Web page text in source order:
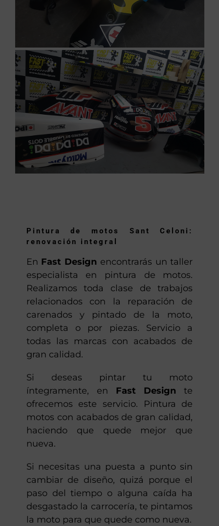
Pintura de motos Sant Celoni:
renovación integral
En Fast Design encontrarás un taller
especialista en pintura de motos.
Realizamos toda clase de trabajos
relacionados con la reparación de
carenados y pintado de la moto,
completa o por piezas. Servicio a
todas las marcas con acabados de
gran calidad.
Si deseas pintar tu moto
íntegramente, en Fast Design te
ofrecemos este servicio. Pintura de
motos con acabados de gran calidad,
haciendo que quede mejor que
nueva.
Si necesitas una puesta a punto sin
cambiar de diseño, quizá porque el
paso del tiempo o alguna caída ha
desgastado la carrocería, te pintamos
la moto para que quede como nueva.